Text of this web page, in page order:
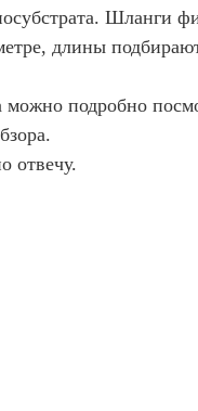
Шланги
длины
подробно
отвечу.